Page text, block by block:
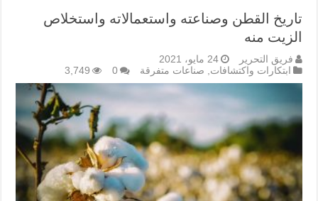
تاريخ القطن وصناعته واستعمالاته واستخلاص
الزيت منه
فريق التحرير
24 مايو، 2021
ابتكارات واكتشافات, صناعات متفرقة 0
3,749